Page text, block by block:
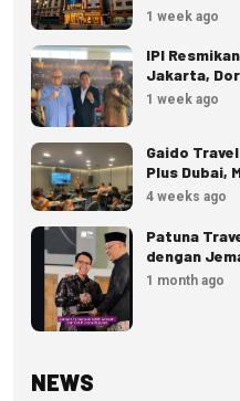
Jemaah
1 week ago
IPI
Jakarta,
Pariwisata
1 week ago
Gaido
Plus Dubai,
Terus
4 weeks ago
Patuna
dengan
Regulasi
1 month ago
NEWS